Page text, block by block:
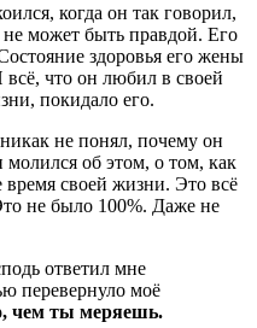
когда он так говорил,
не может быть правдой. Его
здоровья его жены
всё, что он любил в своей
покидало его.
не понял, почему он
об этом, о том, как
время своей жизни. Это всё
не было 100%. Даже не
ответил мне
перевернуло моё
чем ты меряешь.